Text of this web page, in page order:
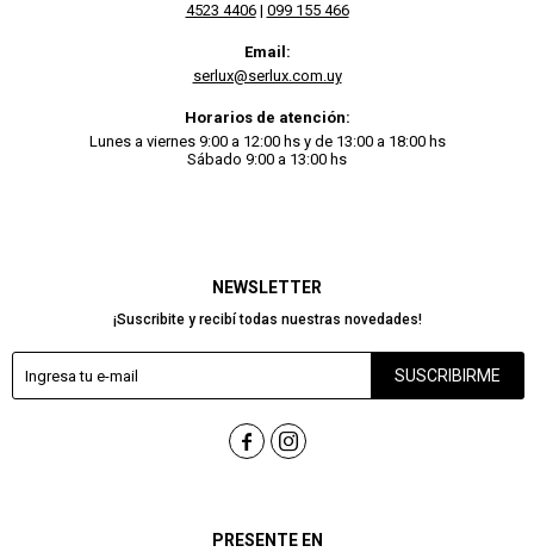
PRESENTE EN
NEWSLETTER
¡Suscribite y recibí todas nuestras novedades!
SUSCRIBIRME
 
4523 4406| 099 155 466
Email:
serlux@serlux.com.uy
Horarios de atención:
Lunes a viernes 9:00 a 12:00 hs y de 13:00 a 18:00 hs
Sábado 9:00 a 13:00 hs